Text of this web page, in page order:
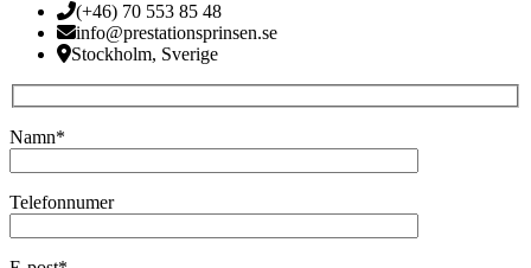
(+46) 70 553 85 48
info@prestationsprinsen.se
Stockholm, Sverige
Namn*
Telefonnumer